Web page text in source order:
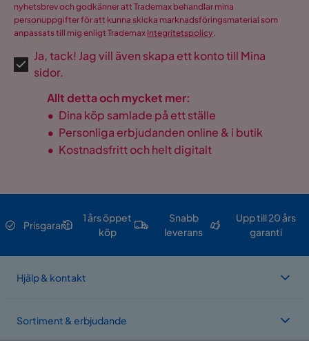
nyhetsbrev och godkänner att Trademax behandlar mina
personuppgifter för att kunna skicka marknadsföringsmaterial som
anpassats till mig enligt Trademax Integritetspolicy.
Ja, tack! Jag vill även skapa ett konto till Mina
sidor.
Allt detta och mycket mer:
• Dina köp samlade på ett ställe
• Personliga erbjudanden online & i butik
• Kostnadsfritt och helt digitalt
Prisgaranti
1 års öppet
köp
Snabb
leverans
Upp till 20 års
garanti
Hjälp & kontakt
Sortiment & erbjudande